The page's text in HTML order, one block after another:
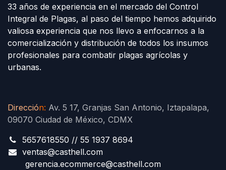
33 años de experiencia en el mercado del Control
Integral de Plagas, al paso del tiempo hemos adquirido
valiosa experiencia que nos llevo a enfocarnos a la
comercialización y distribución de todos los insumos
profesionales para combatir plagas agrícolas y
urbanas.
Dirección: Av. 5 17, Granjas San Antonio, Iztapalapa,
09070 Ciudad de México, CDMX
5657618550 // 55 1937 8694
ventas@casthell.com
gerencia.ecommerce@casthell.com